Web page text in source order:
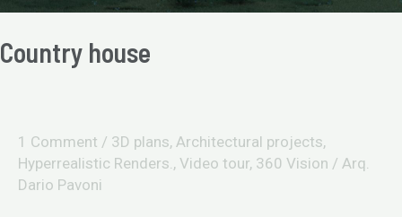
Country house
1 Comment / 3D plans, Architectural projects,
Hyperrealistic Renders., Video tour, 360 Vision / Arq.
Dario Pavoni